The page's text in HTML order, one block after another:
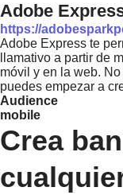
Adobe
https://
Adobe Express te
llamativo a partir de
móvil y en la web.
puedes empezar a
Audience
mobile
Crea